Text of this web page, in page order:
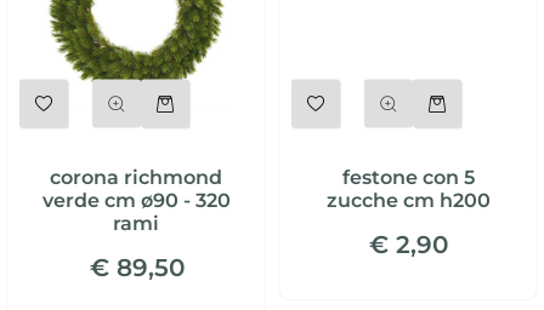
corona richmond
verde cm ø90 - 320
rami
€ 89,50
festone con 5
zucche cm h200
€ 2,90